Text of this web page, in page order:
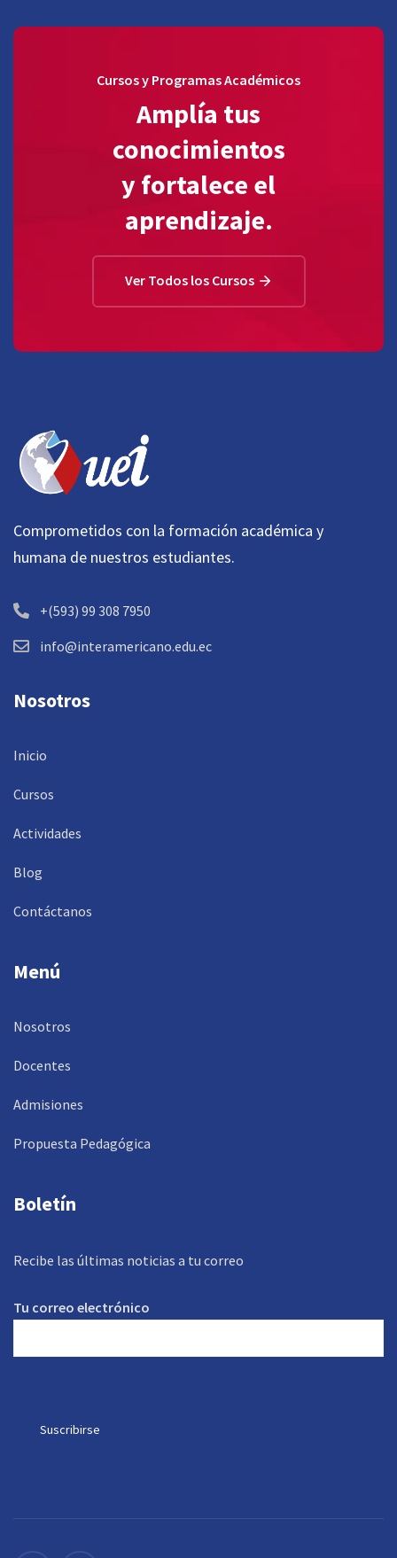
Cursos y Programas Académicos
Amplía tus
conocimientos
y fortalece el
aprendizaje.
Ver Todos los Cursos
Comprometidos con la formación académica y
humana de nuestros estudiantes.
+(593) 99 308 7950
info@interamericano.edu.ec
Nosotros
Inicio
Cursos
Actividades
Blog
Contáctanos
Menú
Nosotros
Docentes
Admisiones
Propuesta Pedagógica
Boletín
Recibe las últimas noticias a tu correo
Tu correo electrónico